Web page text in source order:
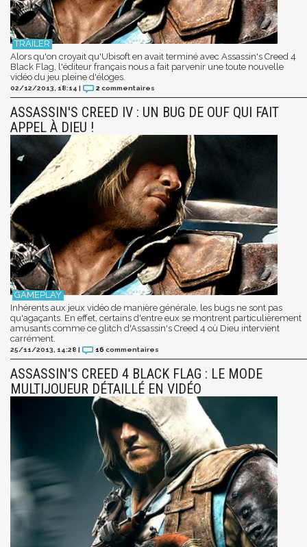
Alors qu'on croyait qu'Ubisoft en avait terminé avec Assassin's Creed 4
Black Flag, l'éditeur français nous a fait parvenir une toute nouvelle
vidéo du jeu pleine d'éloges.
02/12/2013, 18:14 | 2 commentaires
ASSASSIN'S CREED IV : UN BUG DE OUF QUI FAIT
APPEL À DIEU !
Inhérents aux jeux vidéo de manière générale, les bugs ne sont pas
qu'agaçants. En effet, certains d'entre eux se montrent particulièrement
amusants comme ce glitch d'Assassin's Creed 4 où Dieu intervient
carrément.
25/11/2013, 14:28 | 16 commentaires
ASSASSIN'S CREED 4 BLACK FLAG : LE MODE
MULTIJOUEUR DÉTAILLÉ EN VIDÉO